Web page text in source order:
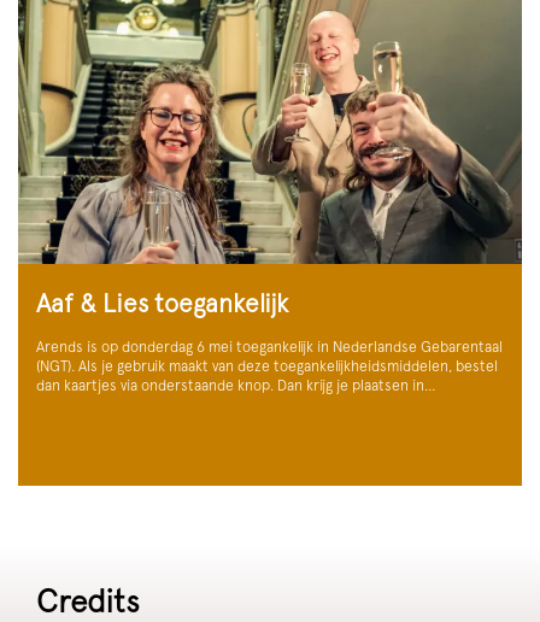
Aaf & Lies toegankelijk
Arends is op donderdag 6 mei toegankelijk in Nederlandse Gebarentaal
(NGT). Als je gebruik maakt van deze toegankelijkheidsmiddelen, bestel
dan kaartjes via onderstaande knop. Dan krijg je plaatsen in…
Credits